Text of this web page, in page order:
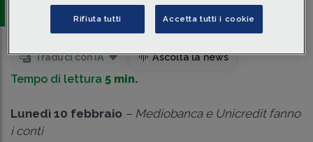
Traduci con IA Ascolta la news
Tempo di lettura 5 min.
Lunedì 10 febbraio – Mediobanca e Unicredit fanno
i conti
Rifiuta tutti Accetta tutti i cookie